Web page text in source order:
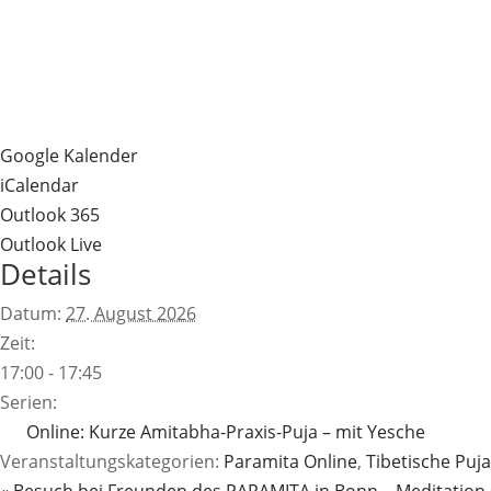
Google Kalender
iCalendar
Outlook 365
Outlook Live
Details
Datum: 27. August 2026
Zeit:
17:00 - 17:45
Serien:
Online: Kurze Amitabha-Praxis-Puja – mit Yesche
Veranstaltungskategorien: Paramita Online, Tibetische